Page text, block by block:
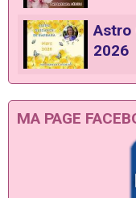
Astro
2026
MA PAGE